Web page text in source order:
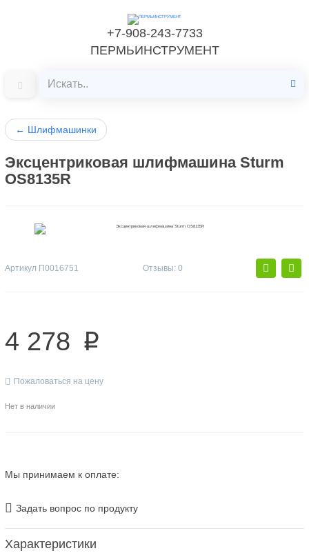
+7-908-243-7733
ПЕРМЬИНСТРУМЕНТ
← Шлифмашинки
Эксцентриковая шлифмашина Sturm
OS8135R
Артикул П0016751 Отзывы: 0
4 278 p
Пожаловаться на цену
Нет в наличии
Мы принимаем к оплате:
Задать вопрос по продукту
Характеристики